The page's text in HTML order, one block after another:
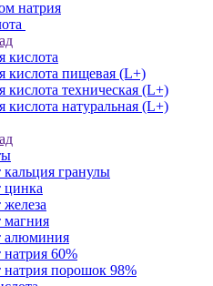
натрия
кислота
кислота пищевая (L+)
кислота техническая (L+)
кислота натуральная (L+)
кальция гранулы
цинка
железа
магния
алюминия
натрия 60%
натрия порошок 98%